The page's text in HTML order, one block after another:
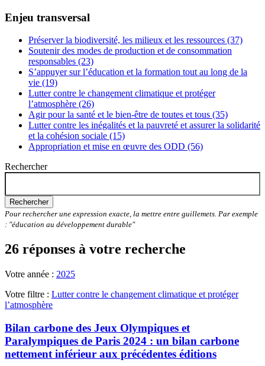
Enjeu transversal
Préserver la biodiversité, les milieux et les ressources (37)
Soutenir des modes de production et de consommation
responsables (23)
S’appuyer sur l’éducation et la formation tout au long de la
vie (19)
Lutter contre le changement climatique et protéger
l’atmosphère (26)
Agir pour la santé et le bien-être de toutes et tous (35)
Lutter contre les inégalités et la pauvreté et assurer la solidarité
et la cohésion sociale (15)
Appropriation et mise en œuvre des ODD (56)
Rechercher
Rechercher
Pour rechercher une expression exacte, la mettre entre guillemets. Par exemple
: "éducation au développement durable"
26 réponses à votre recherche
Votre année : 2025
Votre filtre : Lutter contre le changement climatique et protéger
l’atmosphère
Bilan carbone des Jeux Olympiques et
Paralympiques de Paris 2024 : un bilan carbone
nettement inférieur aux précédentes éditions